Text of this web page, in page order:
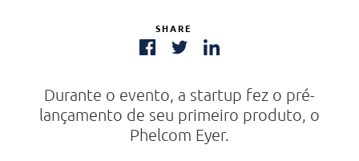
SHARE
Durante o evento, a startup fez o pré-
lançamento de seu primeiro produto, o
Phelcom Eyer.